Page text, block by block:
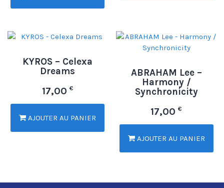
KYROS – Celexa
Dreams
17,00 €
AJOUTER AU PANIER
ABRAHAM Lee –
Harmony /
Synchronicity
17,00€
AJOUTER AU PANIER